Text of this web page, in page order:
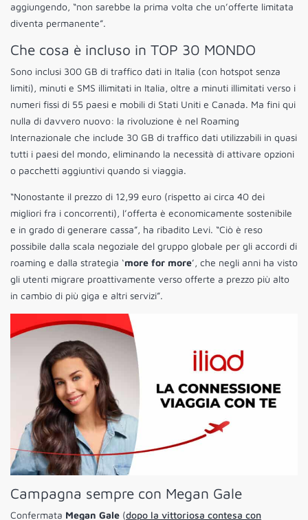
aggiungendo, “non sarebbe la prima volta che un’offerte limitata
diventa permanente”.
Che cosa è incluso in TOP 30 MONDO
Sono inclusi 300 GB di traffico dati in Italia (con hotspot senza
limiti), minuti e SMS illimitati in Italia, oltre a minuti illimitati verso i
numeri fissi di 55 paesi e mobili di Stati Uniti e Canada. Ma fini qui
nulla di davvero nuovo: la rivoluzione è nel Roaming
Internazionale che include 30 GB di traffico dati utilizzabili in quasi
tutti i paesi del mondo, eliminando la necessità di attivare opzioni
o pacchetti aggiuntivi quando si viaggia.
“Nonostante il prezzo di 12,99 euro (rispetto ai circa 40 dei
migliori fra i concorrenti), l’offerta è economicamente sostenibile
e in grado di generare cassa”, ha ribadito Levi. “Ciò è reso
possibile dalla scala negoziale del gruppo globale per gli accordi di
roaming e dalla strategia ‘more for more’, che negli anni ha visto
gli utenti migrare proattivamente verso offerte a prezzo più alto
in cambio di più giga e altri servizi”.
Campagna sempre con Megan Gale
Confermata Megan Gale (dopo la vittoriosa contesa con